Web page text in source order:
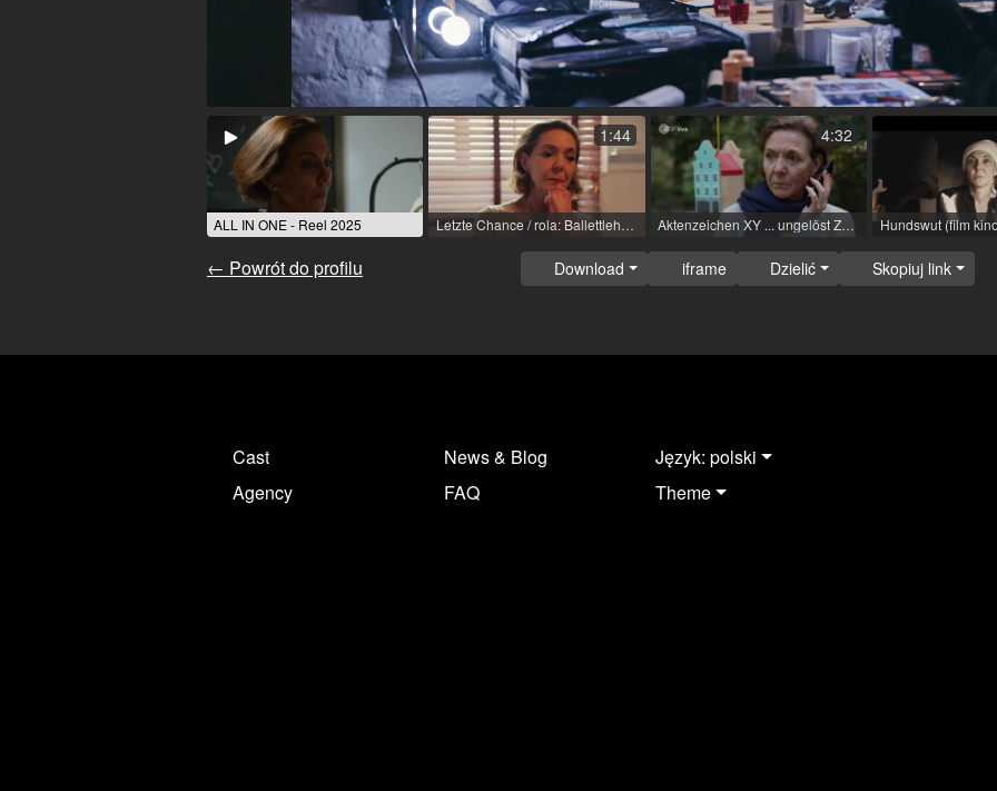
ALL IN ONE - Reel 2025 Letzte Chance / rola: Ballettlehrerin, Frau Steinmann / R: Alexander Kreuzer
1:44
Aktenzeichen XY ... ungelöst ZDF (film telewizyjny (seria)) / 2024 / rola: Christine Wirtz / R: Felicitas Darschin / ZDF
4:32
← Powrót do profilu Download iframe Dzielić Skopiuj link
Cast
Agency
News & Blog
FAQ
Język: polski
Theme